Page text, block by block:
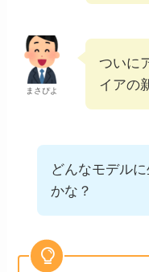
まさぴよ
ついに
イアの
どんなモデル
かな？